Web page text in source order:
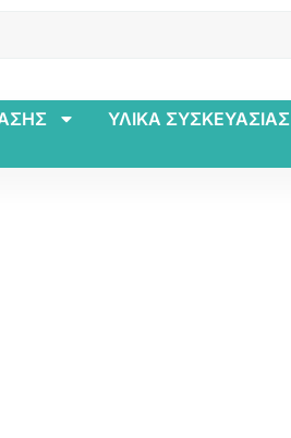
ΥΛΙΚΑ ΣΥΣΚΕΥΑΣΙΑΣ